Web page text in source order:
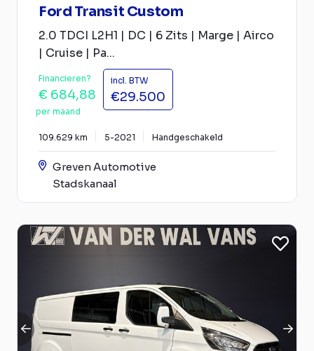
Ford Transit Custom
2.0 TDCI L2H1 | DC | 6 Zits | Marge | Airco
| Cruise | Pa...
Financieren?
€ 684,88
per maand
incl. BTW
€29.500
109.629 km 5-2021 Handgeschakeld
Greven Automotive
Stadskanaal